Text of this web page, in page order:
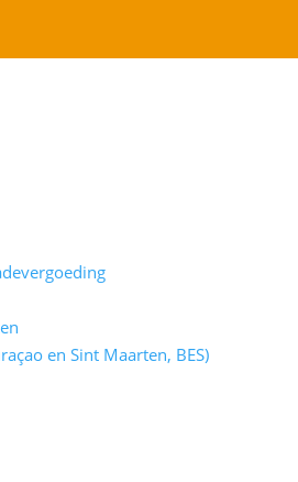
en Sint Maarten, BES)